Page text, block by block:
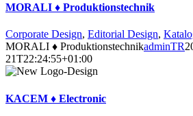
MORALI ♦ Produktionstechnik
Corporate Design, Editorial Design,
MORALI ♦ ProduktionstechnikadminTR
21T22:24:55+01:00
KACEM ♦ Electronic